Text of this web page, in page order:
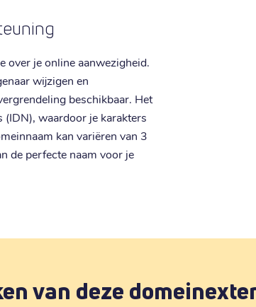
over je online aanwezigheid.
wijzigen en
beschikbaar. Het
waardoor je karakters
kan variëren van 3
de perfecte naam voor je
van deze